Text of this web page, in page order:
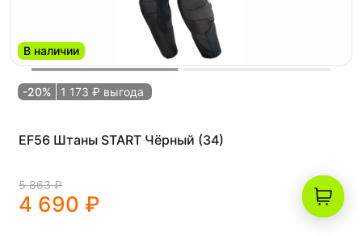
В наличии
-20% 1 173 ₽ выгода
EF56 Штаны START Чёрный (34)
5 863 ₽
4 690 ₽